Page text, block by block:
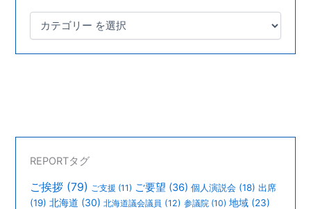
REPORTタグ
ご挨拶 (79) ご支援 (11) ご要望 (36) 個人演説会 (18) 出席
(19) 北海道 (30) 北海道議会議員 (12) 参議院 (10) 地域 (23)